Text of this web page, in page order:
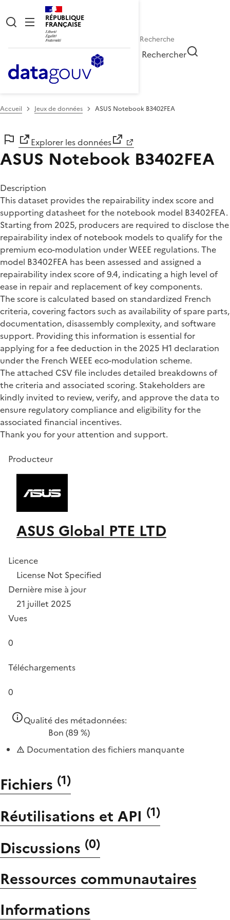
RÉPUBLIQUE
FRANÇAISE
Rechercher
Accueil Jeux de données ASUS Notebook B3402FEA
Explorer les données
ASUS Notebook B3402FEA
Description
This dataset provides the repairability index score and
supporting datasheet for the notebook model B3402FEA.
Starting from 2025, producers are required to disclose the
repairability index of notebook models to qualify for the
premium eco-modulation under WEEE regulations. The
model B3402FEA has been assessed and assigned a
repairability index score of 9.4, indicating a high level of
ease in repair and replacement of key components.
The score is calculated based on standardized French
criteria, covering factors such as availability of spare parts,
documentation, disassembly complexity, and software
support. Providing this information is essential for
applying for a fee deduction in the 2025 H1 declaration
under the French WEEE eco-modulation scheme.
The attached CSV file includes detailed breakdowns of
the criteria and associated scoring. Stakeholders are
kindly invited to review, verify, and approve the data to
ensure regulatory compliance and eligibility for the
associated financial incentives.
Thank you for your attention and support.
Producteur
ASUS Global PTE LTD
Licence
License Not Specified
Dernière mise à jour
21 juillet 2025
Vues
0
Téléchargements
0
Qualité des métadonnées:
Bon (89 %)
Documentation des fichiers manquante
Fichiers (1)
Réutilisations et API (1)
Discussions (0)
Ressources communautaires
Informations